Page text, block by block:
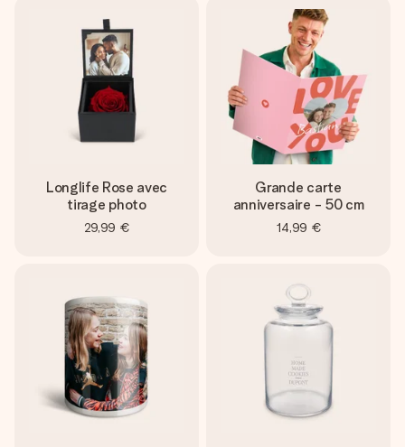
Longlife Rose avec
tirage photo
29,99 €
Grande carte
anniversaire - 50 cm
14,99 €